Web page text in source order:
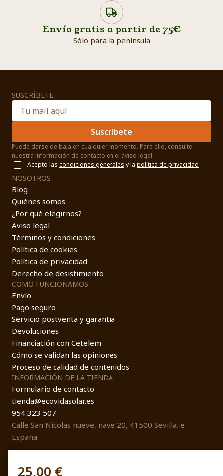
25,00 €
Envío gratis a partir de 75€
Sólo para la península
SUSCRÍBETE
Suscríbete
Puede darse de baja en cualquier momento. Para ello, consulte
nuestra información de contacto en el aviso legal.
Acepto las condiciones generales y la política de privacidad
NOSOTROS
Blog
Quiénes somos
¿Por qué elegirnos?
Aviso legal
Términos y condiciones
Política de cookies
Política de privacidad
Derecho de desistimiento
COMO FUNCIONAMOS
Envío
Pago seguro
Servicio postventa y garantía
Devoluciones
Financiación con Cetelem
Cómo se validan las opiniones
Proceso de calidad de contenidos
INFORMACIÓN DE LA TIENDA
Formulario de contacto
tienda@ecovidasolar.es
954 323 507
Calle San Nicolas nueve, nave 20, 41500 Sevilla. e
España